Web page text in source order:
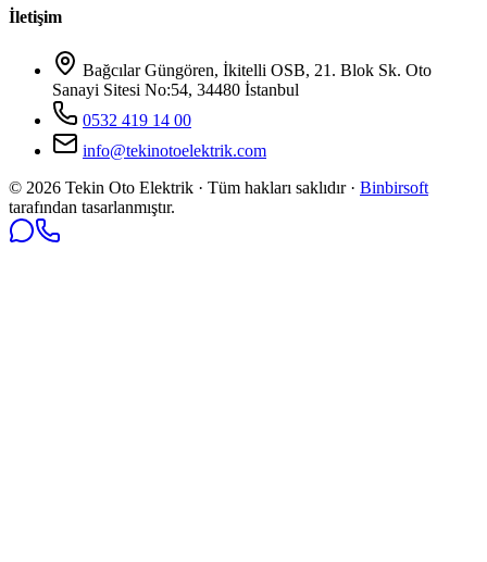
İletişim
Bağcılar Güngören, İkitelli OSB, 21. Blok Sk. Oto
Sanayi Sitesi No:54, 34480 İstanbul
0532 419 14 00
info@tekinotoelektrik.com
© 2026 Tekin Oto Elektrik · Tüm hakları saklıdır · Binbirsoft
tarafından tasarlanmıştır.